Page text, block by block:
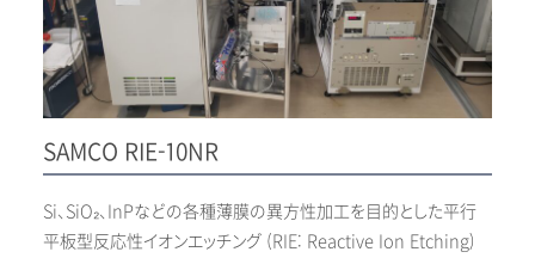
SAMCO RIE-10NR
Si、SiO₂、InPなどの各種薄膜の異方性加工を目的とした平行
平板型反応性イオンエッチング (RIE: Reactive Ion Etching)